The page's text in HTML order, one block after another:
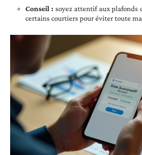
Conseil :soyez attentif aux plafonds
certains courtiers pour éviter toute